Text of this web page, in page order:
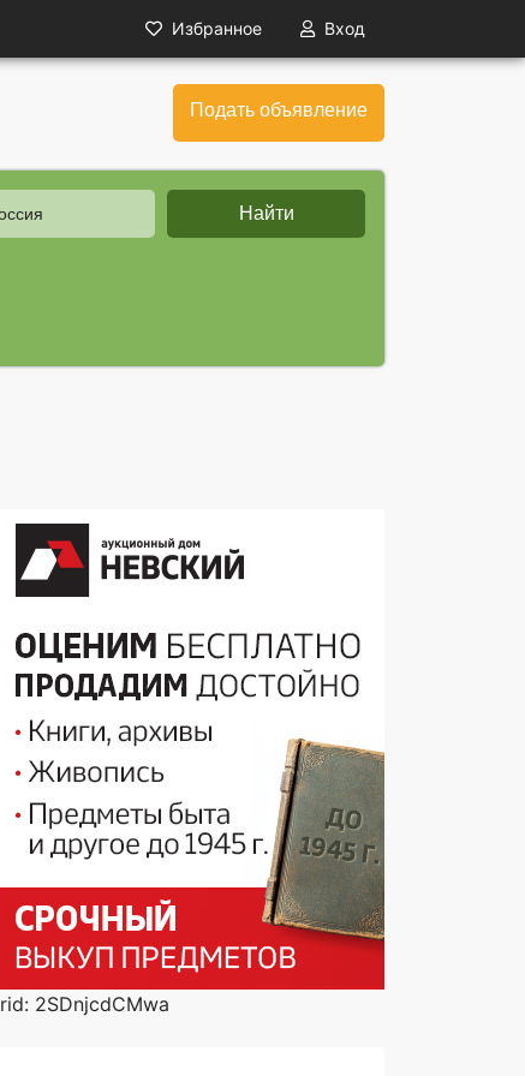
Избранное Вход
Подать объявление
Найти
2SDnjcdCMwa